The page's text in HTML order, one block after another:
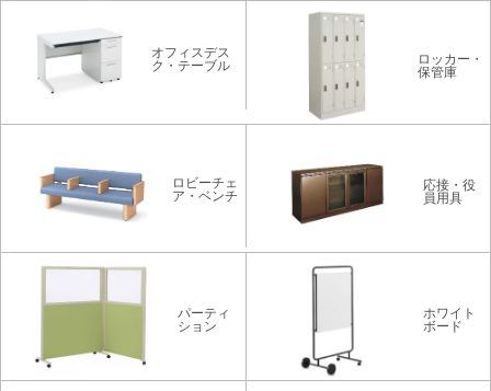
オフィスデス
ク・テーブル
ロッカー・
保管庫
ロビーチェ
ア・ベンチ
応接・役
員用具
パーティ
ション
ホワイト
ボード